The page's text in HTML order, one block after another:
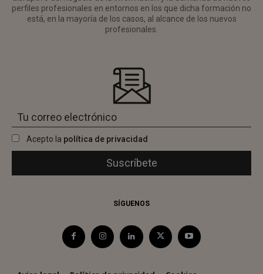
perfiles profesionales en entornos en los que dicha formación no
está, en la mayoría de los casos, al alcance de los nuevos
profesionales.
Acepto la política de privacidad
SÍGUENOS